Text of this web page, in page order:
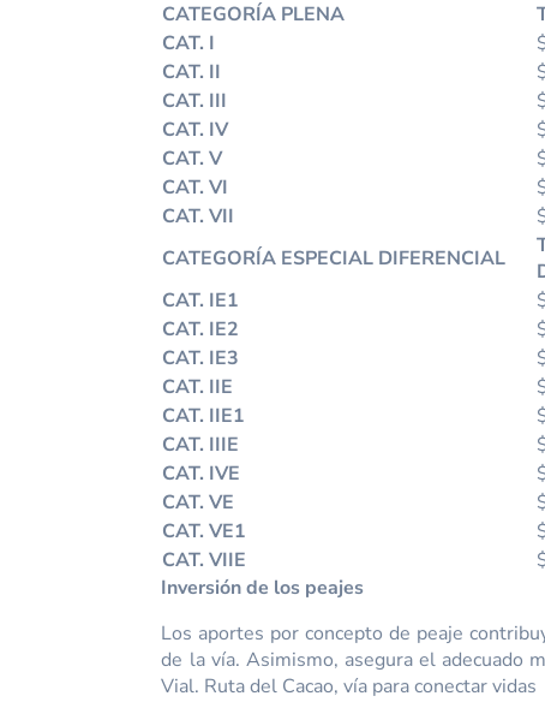
CATEGORÍA PLENA
CAT. I
CAT. II
CAT. III
CAT. IV
CAT. V
CAT. VI
CAT. VII
CATEGORÍA ESPECIAL DIFERENCIAL
CAT. IE1
CAT. IE2
CAT. IE3
CAT. IIE
CAT. IIE1
CAT. IIIE
CAT. IVE
CAT. VE
CAT. VE1
CAT. VIIE
Inversión de los peajes
Los aportes por concepto de peaje
de la vía. Asimismo, asegura el adecuado
Vial. Ruta del Cacao, vía para conectar vidas